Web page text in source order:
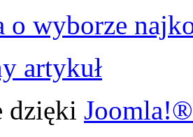
o wyborze
artykuł
dzięki Joomla!®